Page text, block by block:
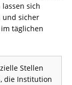
sich
und sicher
täglichen
Stellen
die Institution